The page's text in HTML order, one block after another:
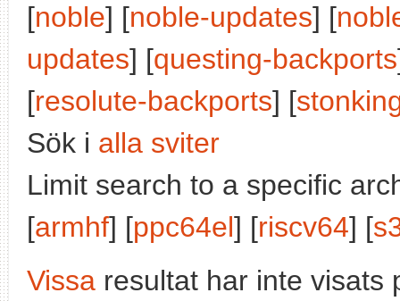
[noble] [noble-updates] [
updates] [questing-backports
[resolute-backports] [
Sök i alla sviter
Limit search to a specific
[armhf] [ppc64el] [riscv64] [
Vissa resultat har inte visats